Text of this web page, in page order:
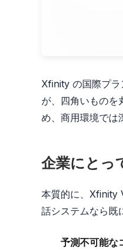
Xfinity の国際プラ
が、四角いものを
め、商用環境では
企業にとっ
本質的に、Xfinity
話システムなら既
予測不可能な